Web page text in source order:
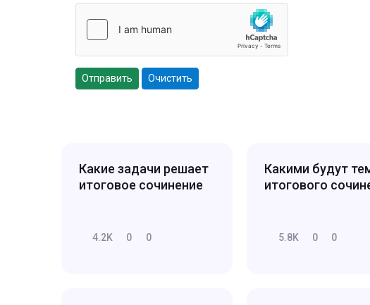
Отправить Очистить
Какие задачи решает
итоговое сочинение
4.2K 0 0
Какими будут
итогового
5.8K 0 0